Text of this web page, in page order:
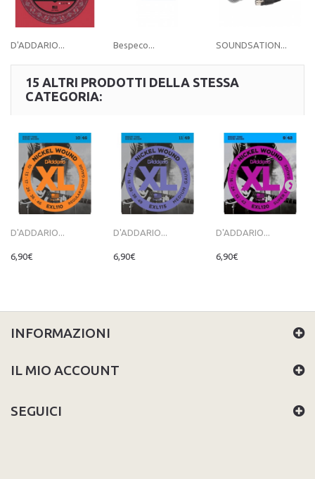
D'ADDARIO... Bespeco... SOUNDSATION...
15 ALTRI PRODOTTI DELLA STESSA
CATEGORIA:
D'ADDARIO...
6,90€
D'ADDARIO...
6,90€
D'ADDARIO...
6,90€
INFORMAZIONI
IL MIO ACCOUNT
SEGUICI